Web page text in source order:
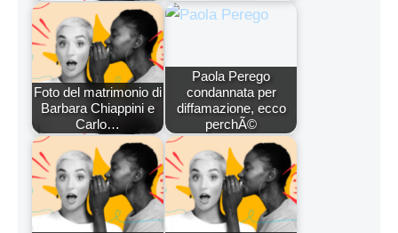
Foto del matrimonio di
Barbara Chiappini e
Carlo…
Paola Perego
condannata per
diffamazione, ecco
perchÃ©